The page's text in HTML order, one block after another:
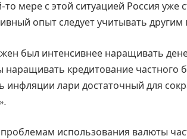
то мере с этой ситуацией Россия уже
опыт следует учитывать
был интенсивнее наращивать
кредитование частного
инфляции лари достаточный для
использования валюты